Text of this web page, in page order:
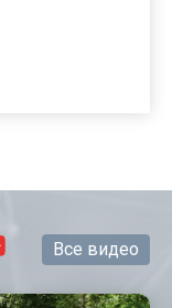
Все видео